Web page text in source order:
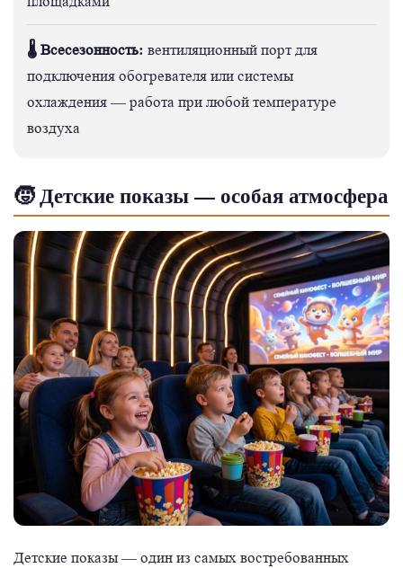
🌡️ Всесезонность: вентиляционный порт для
подключения обогревателя или системы
охлаждения — работа при любой температуре
воздуха
🧒 Детские показы — особая атмосфера
Детские показы — один из самых востребованных